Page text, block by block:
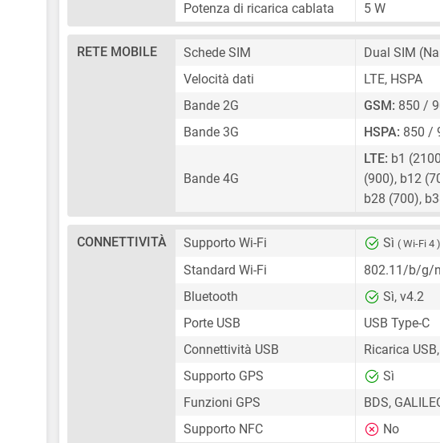
Potenza di ricarica cablata
5 W
RETE MOBILE Schede SIM Dual SIM
Velocità dati
LTE, HSPA
Bande 2G
GSM: 850 /
Bande 3G
HSPA: 850 /
Bande 4G
LTE: b1
(900), b12
b28 (700),
CONNETTIVITÀ Supporto Wi-Fi Sì ( Wi-Fi 4 )
Standard Wi-Fi
802.11/b/g/n
Bluetooth
Sì, v4.2
Porte USB
USB Type-C
Connettività USB
Ricarica
Supporto GPS
Sì
Funzioni GPS
BDS,
Supporto NFC
No